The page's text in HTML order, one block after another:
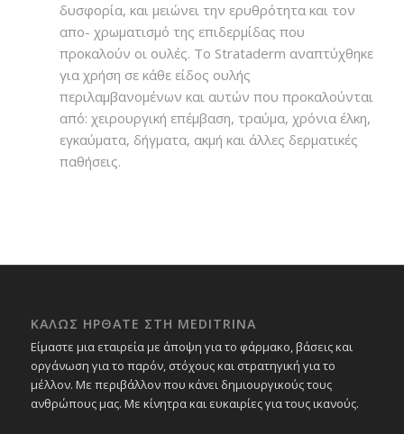
δυσφορία, και μειώνει την ερυθρότητα και τον
απο- χρωματισμό της επιδερμίδας που
προκαλούν οι ουλές. Το Strataderm αναπτύχθηκε
για χρήση σε κάθε είδος ουλής
περιλαμβανομένων και αυτών που προκαλούνται
από: χειρουργική επέμβαση, τραύμα, χρόνια έλκη,
εγκαύματα, δήγματα, ακμή και άλλες δερματικές
παθήσεις.
ΚΑΛΩΣ ΗΡΘΑΤΕ ΣΤΗ MEDITRINA
Είμαστε μια εταιρεία με άποψη για το φάρμακο, βάσεις και
οργάνωση για το παρόν, στόχους και στρατηγική για το
μέλλον. Με περιβάλλον που κάνει δημιουργικούς τους
ανθρώπους μας. Με κίνητρα και ευκαιρίες για τους ικανούς.